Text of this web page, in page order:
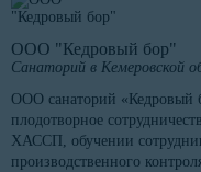
ООО "Кедровый бор"
Санаторий в Кемеровской
ООО санаторий «Кедровый
плодотворное
ХАССП, обучении
производственного